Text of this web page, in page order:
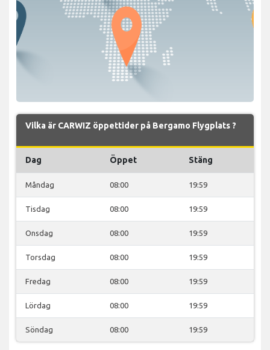
Vilka är CARWIZ öppettider på Bergamo Flygplats ?
Dag Öppet Stäng
Måndag 08:00 19:59
Tisdag 08:00 19:59
Onsdag 08:00 19:59
Torsdag 08:00 19:59
Fredag 08:00 19:59
Lördag 08:00 19:59
Söndag 08:00 19:59